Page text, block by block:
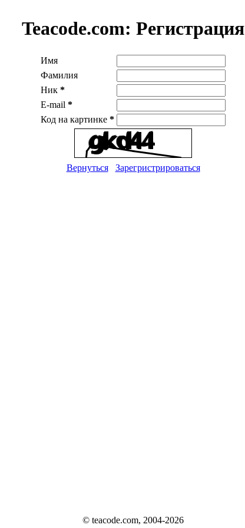
Teacode.com: Регистрация
Имя
Фамилия
Ник *
E-mail *
Код на картинке *
Вернуться Зарегристрироваться
© teacode.com, 2004-2026